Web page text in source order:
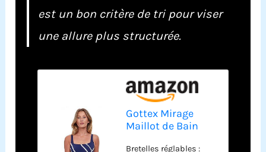
est un bon critère de tri pour viser
une allure plus structurée.
Gottex Mirage
Maillot de Bain
Bretelles réglables :